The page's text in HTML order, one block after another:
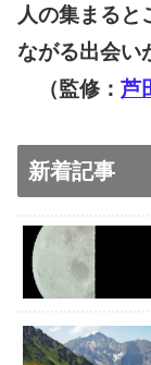
人の集まると
ながる出会い
（監修： 芦
新着記事